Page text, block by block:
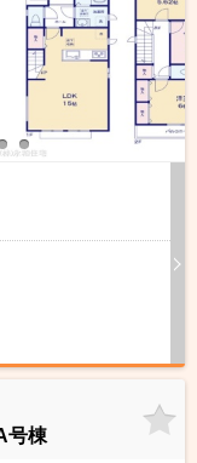
号棟